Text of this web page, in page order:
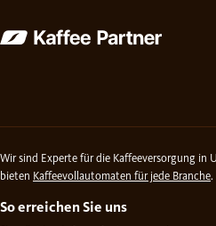
Wir sind Experte für die Kaffeeversorgung in
bieten Kaffeevollautomaten für jede Branche.
So erreichen Sie uns